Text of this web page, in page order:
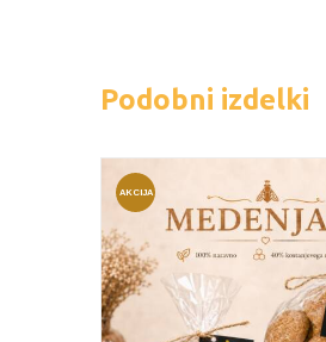
Podobni izdelki
AKCIJA